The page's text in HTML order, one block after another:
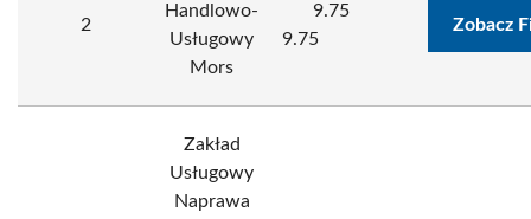
2
Handlowo-
Usługowy
Mors
9.75
9.75
Zobacz
Zakład
Usługowy
Naprawa